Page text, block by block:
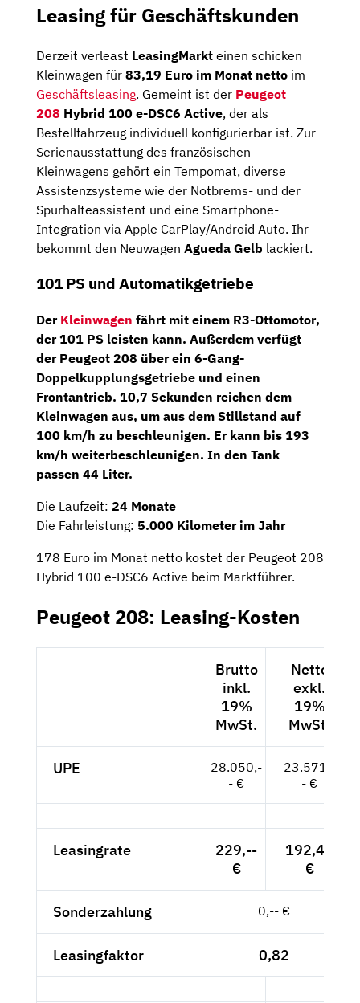
Leasing für Geschäftskunden
Derzeit verleast LeasingMarkt einen schicken
Kleinwagen für 83,19 Euro im Monat netto im
Geschäftsleasing. Gemeint ist der Peugeot
208 Hybrid 100 e-DSC6 Active, der als
Bestellfahrzeug individuell konfigurierbar ist. Zur
Serienausstattung des französischen
Kleinwagens gehört ein Tempomat, diverse
Assistenzsysteme wie der Notbrems- und der
Spurhalteassistent und eine Smartphone-
Integration via Apple CarPlay/Android Auto. Ihr
bekommt den Neuwagen Agueda Gelb lackiert.
101 PS und Automatikgetriebe
Der Kleinwagen fährt mit einem R3-Ottomotor,
der101 PS leisten kann. Außerdem verfügt
der Peugeot 208 über ein 6-Gang-
Doppelkupplungsgetriebe und einen
Frontantrieb. 10,7 Sekunden reichen dem
Kleinwagen aus, um aus dem Stillstand auf
100 km/h zu beschleunigen. Er kann bis 193
km/h weiterbeschleunigen. In den Tank
passen 44 Liter.
Die Laufzeit: 24 Monate
Die Fahrleistung: 5.000 Kilometer im Jahr
178 Euro im Monat netto kostet der Peugeot 208
Hybrid 100 e-DSC6 Active beim Marktführer.
Peugeot 208: Leasing-Kosten
Brutto
inkl.
19%
MwSt.
Netto
exkl.
19%
MwSt.
UPE
28.050,-
- €
23.571,-
- €
Leasingrate
229,--
€
192,44
€
Sonderzahlung 0,-- €
Leasingfaktor 0,82